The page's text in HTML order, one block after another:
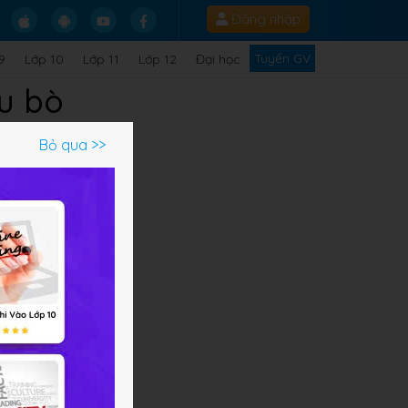
Đăng nhập
Lớp 10 Lớp 11 Lớp 12 Đại học Tuyển GV
bò
Bỏ qua >>